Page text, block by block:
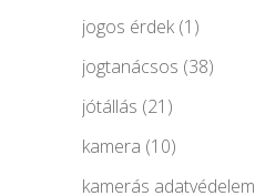
jogos érdek(1)
jogtanácsos (38)
jótállás (21)
kamera (10)
kamerás adatvédelem